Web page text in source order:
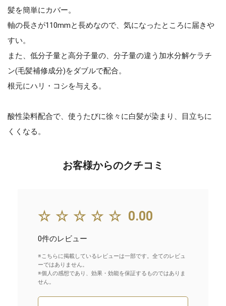
髪を簡単にカバー。
軸の長さが110mmと長めなので、気になったところに届きや
すい。
また、低分子量と高分子量の、分子量の違う加水分解ケラチ
ン(毛髪補修成分)をダブルで配合。
根元にハリ・コシを与える。
酸性染料配合で、使うたびに徐々に白髪が染まり、目立ちに
くくなる。
お客様からのクチコミ
☆☆☆☆☆ 0.00
0件のレビュー
※こちらに掲載しているレビューは一部です。全てのレビュ
ーではありません。
※個人の感想であり、効果・効能を保証するものではありま
せん。